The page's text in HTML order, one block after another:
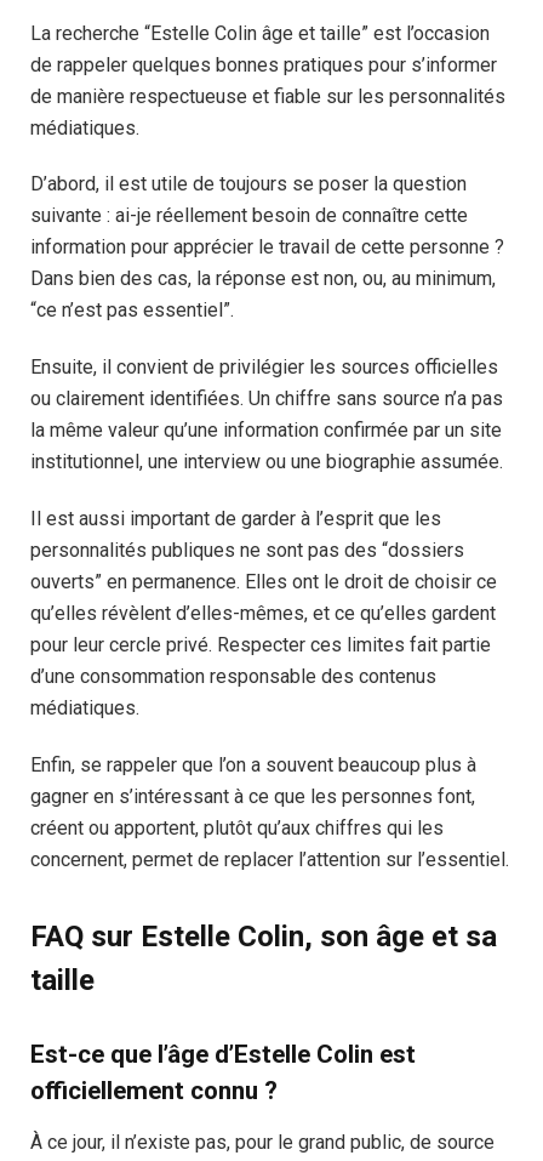
La recherche “Estelle Colin âge et taille” est l’occasion
de rappeler quelques bonnes pratiques pour s’informer
de manière respectueuse et fiable sur les personnalités
médiatiques.
D’abord, il est utile de toujours se poser la question
suivante : ai-je réellement besoin de connaître cette
information pour apprécier le travail de cette personne ?
Dans bien des cas, la réponse est non, ou, au minimum,
“ce n’est pas essentiel”.
Ensuite, il convient de privilégier les sources officielles
ou clairement identifiées. Un chiffre sans source n’a pas
la même valeur qu’une information confirmée par un site
institutionnel, une interview ou une biographie assumée.
Il est aussi important de garder à l’esprit que les
personnalités publiques ne sont pas des “dossiers
ouverts” en permanence. Elles ont le droit de choisir ce
qu’elles révèlent d’elles-mêmes, et ce qu’elles gardent
pour leur cercle privé. Respecter ces limites fait partie
d’une consommation responsable des contenus
médiatiques.
Enfin, se rappeler que l’on a souvent beaucoup plus à
gagner en s’intéressant à ce que les personnes font,
créent ou apportent, plutôt qu’aux chiffres qui les
concernent, permet de replacer l’attention sur l’essentiel.
FAQ sur Estelle Colin, son âge et sa
taille
Est-ce que l’âge d’Estelle Colin est
officiellement connu ?
À ce jour, il n’existe pas, pour le grand public, de source